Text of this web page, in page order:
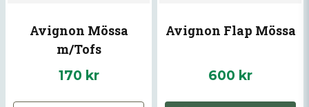
Avignon Mössa
m/Tofs
170 kr
Avignon Flap Mössa
600 kr